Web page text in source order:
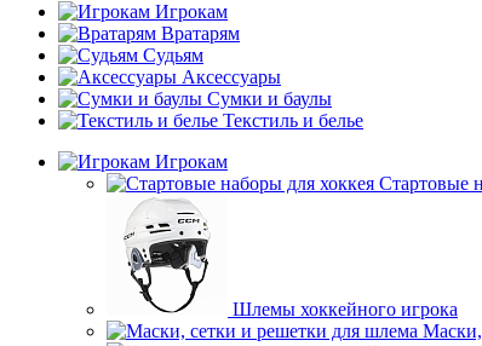
Игрокам
Вратарям
Судьям
Аксессуары
Сумки и баулы
Текстиль и белье
Игрокам
Стартовые
Шлемы хоккейного игрока